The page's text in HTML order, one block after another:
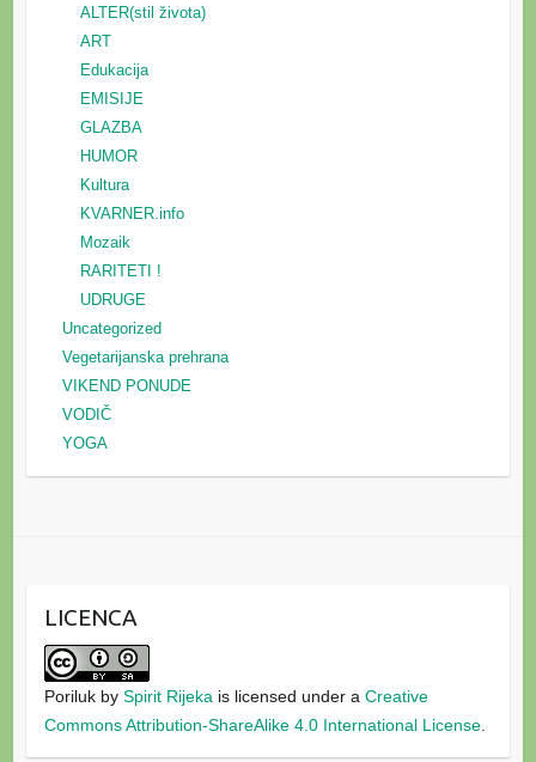
ALTER(stil života)
ART
Edukacija
EMISIJE
GLAZBA
HUMOR
Kultura
KVARNER.info
Mozaik
RARITETI !
UDRUGE
Uncategorized
Vegetarijanska prehrana
VIKEND PONUDE
VODIČ
YOGA
LICENCA
Porilukby Spirit Rijeka is licensed under a Creative
Commons Attribution-ShareAlike 4.0 International License.